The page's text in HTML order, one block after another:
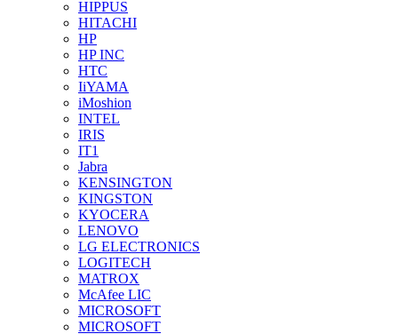
HIPPUS
HITACHI
HP
HP INC
HTC
IiYAMA
iMoshion
INTEL
IRIS
IT1
Jabra
KENSINGTON
KINGSTON
KYOCERA
LENOVO
LG ELECTRONICS
LOGITECH
MATROX
McAfee LIC
MICROSOFT
MICROSOFT